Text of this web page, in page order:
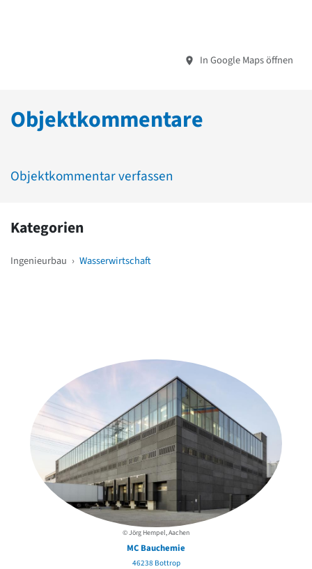
In Google Maps öffnen
Objektkommentare
Objektkommentar verfassen
Kategorien
Ingenieurbau › Wasserwirtschaft
© Jörg Hempel, Aachen
MC Bauchemie
46238 Bottrop